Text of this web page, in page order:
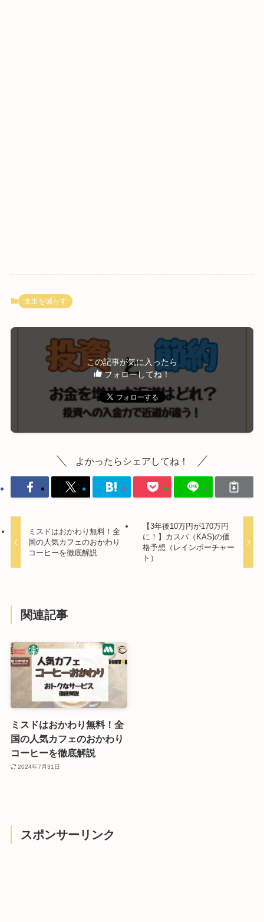
支出を減らす
この記事が気に入ったら
フォローしてね！
よかったらシェアしてね！
ミスドはおかわり無料！全
国の人気カフェのおかわり
コーヒーを徹底解説
【3年後10万円が170万円
に！】カスパ（KAS)の価
格予想（レインボーチャー
ト）
関連記事
ミスドはおかわり無料！全
国の人気カフェのおかわり
コーヒーを徹底解説
2024年7月31日
スポンサーリンク